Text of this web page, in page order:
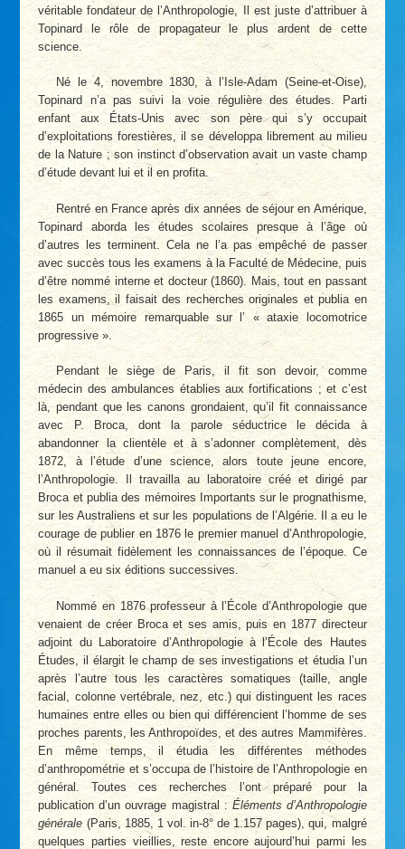
véritable fondateur de l’Anthropologie, Il est juste d’attribuer à
Topinard le rôle de propagateur le plus ardent de cette
science.
Né le 4, novembre 1830, à l’Isle-Adam (Seine-et-Oise),
Topinard n’a pas suivi la voie régulière des études. Parti
enfant aux États-Unis avec son père qui s’y occupait
d’exploitations forestières, il se développa librement au milieu
de la Nature ; son instinct d’observation avait un vaste champ
d’étude devant lui et il en profita.
Rentré en France après dix années de séjour en Amérique,
Topinard aborda les études scolaires presque à l’âge où
d’autres les terminent. Cela ne l’a pas empêché de passer
avec succès tous les examens à la Faculté de Médecine, puis
d’être nommé interne et docteur (1860). Mais, tout en passant
les examens, il faisait des recherches originales et publia en
1865 un mémoire remarquable sur l’ « ataxie locomotrice
progressive ».
Pendant le siège de Paris, il fit son devoir, comme
médecin des ambulances établies aux fortifications ; et c’est
là, pendant que les canons grondaient, qu’il fit connaissance
avec P. Broca, dont la parole séductrice le décida à
abandonner la clientèle et à s’adonner complètement, dès
1872, à l’étude d’une science, alors toute jeune encore,
l’Anthropologie. Il travailla au laboratoire créé et dirigé par
Broca et publia des mémoires Importants sur le prognathisme,
sur les Australiens et sur les populations de l’Algérie. Il a eu le
courage de publier en 1876 le premier manuel d’Anthropologie,
où il résumait fidèlement les connaissances de l’époque. Ce
manuel a eu six éditions successives.
Nommé en 1876 professeur à l’École d’Anthropologie que
venaient de créer Broca et ses amis, puis en 1877 directeur
adjoint du Laboratoire d’Anthropologie à l’École des Hautes
Études, il élargit le champ de ses investigations et étudia l’un
après l’autre tous les caractères somatiques (taille, angle
facial, colonne vertébrale, nez, etc.) qui distinguent les races
humaines entre elles ou bien qui différencient l’homme de ses
proches parents, les Anthropoïdes, et des autres Mammifères.
En même temps, il étudia les différentes méthodes
d’anthropométrie et s’occupa de l’histoire de l’Anthropologie en
général. Toutes ces recherches l’ont préparé pour la
publication d’un ouvrage magistral : Éléments d’Anthropologie
générale (Paris, 1885, 1 vol. in-8° de 1.157 pages), qui, malgré
quelques parties vieillies, reste encore aujourd’hui parmi les